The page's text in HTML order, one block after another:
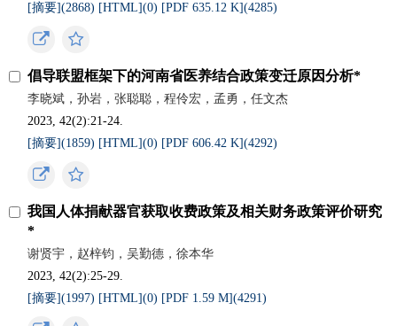
[摘要](2868) [HTML](0) [PDF 635.12 K](4285)
倡导联盟框架下的河南省医养结合政策变迁原因分析*
李晓斌，孙岩，张聪聪，程伶宏，孟勇，任文杰
2023, 42(2):21-24.
[摘要](1859) [HTML](0) [PDF 606.42 K](4292)
我国人体捐献器官获取收费政策及相关财务政策评价研究
*
谢贤宇，赵梓钧，吴勤德，徐本华
2023, 42(2):25-29.
[摘要](1997) [HTML](0) [PDF 1.59 M](4291)